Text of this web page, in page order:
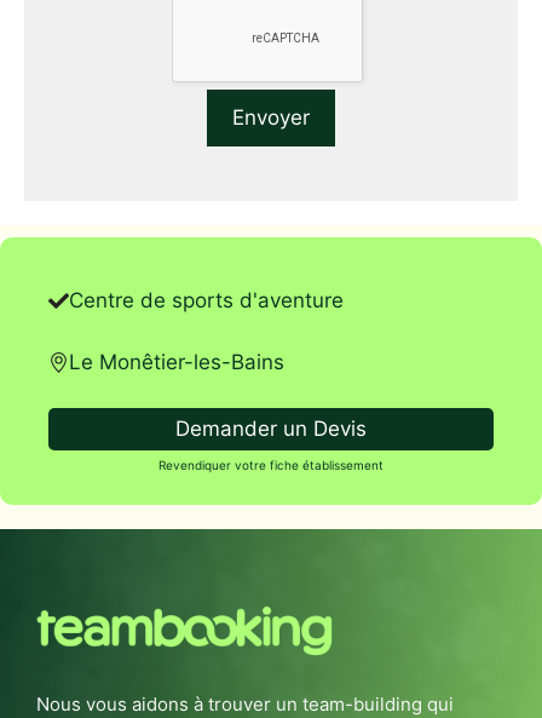
Centre de sports d'aventure
Le Monêtier-les-Bains
Demander un Devis
Revendiquer votre fiche établissement
Nous vous aidons à trouver un team-building qui